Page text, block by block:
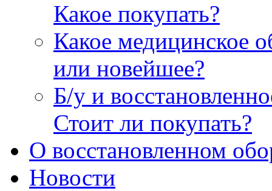
Какое покупать?
Какое медицинское
или новейшее?
Б/у и
Стоит ли покупать?
О восстановленном
Новости